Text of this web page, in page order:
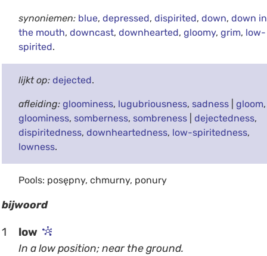
synoniemen: blue, depressed, dispirited, down, down in
the mouth, downcast, downhearted, gloomy, grim, low-
spirited.
lijkt op: dejected.
afleiding: gloominess, lugubriousness, sadness| gloom,
gloominess, somberness, sombreness| dejectedness,
dispiritedness, downheartedness, low-spiritedness,
lowness.
Pools: posępny, chmurny, ponury
bijwoord
1 low
In a low position; near the ground.